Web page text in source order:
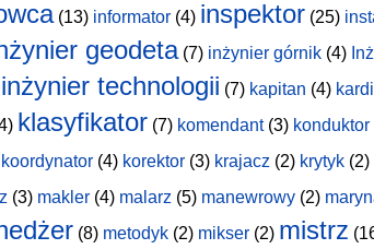
(13) informator (4) inspektor (25)
geodeta(7) inżynier górnik (4)
inżynier technologii (7) kapitan (4)
klasyfikator (7) komendant(3) konduktor
koordynator (4) korektor (3) krajacz (2) krytyk (2)
(3) makler (4) malarz (5) manewrowy (2)
(8) metodyk (2) mikser (2) mistrz